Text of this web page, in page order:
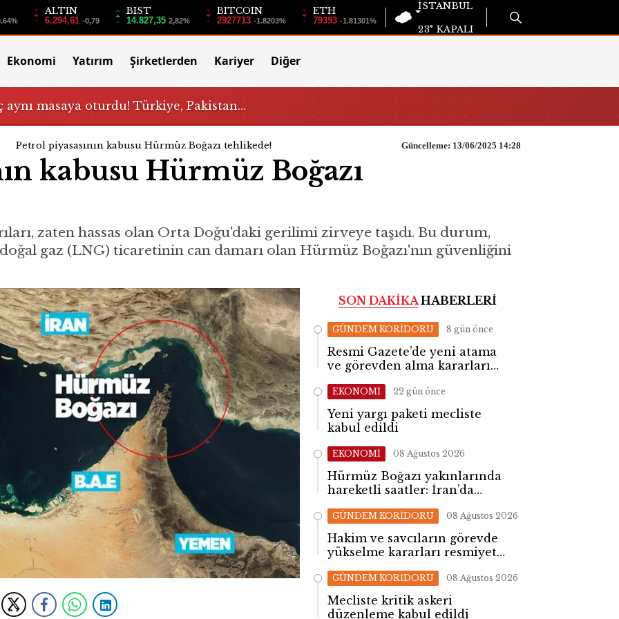
ALTIN
6.294,61 -0,79
BIST
14.827,35 2,82%
BITCOIN
2927713 -1.8203%
ETH
79393 -1.81301%
İSTANBUL
23° KAPALI
Ekonomi Yatırım Şirketlerden Kariyer Diğer
aynı masaya oturdu! Türkiye, Pakistan…
Petrol piyasasının kabusu Hürmüz Boğazı tehlikede! Güncelleme: 13/06/2025 14:28
kabusu Hürmüz Boğazı
zaten hassas olan Orta Doğu'daki gerilimi zirveye taşıdı. Bu durum,
doğal gaz (LNG) ticaretinin can damarı olan Hürmüz Boğazı'nın güvenliğini
SON DAKİKAHABERLERİ
GÜNDEM KORİDORU 8 gün önce
Resmi Gazete’de yeni atama
ve görevden alma kararları
EKONOMİ 22 gün önce
Yeni yargı paketi mecliste
kabul edildi
EKONOMİ 08 Ağustos 2026
Hürmüz Boğazı yakınlarında
hareketli saatler: İran’da
GÜNDEM KORİDORU 08 Ağustos 2026
Hakim ve savcıların görevde
yükselme kararları resmiyet
GÜNDEM KORİDORU 08 Ağustos 2026
Mecliste kritik askeri
düzenleme kabul edildi